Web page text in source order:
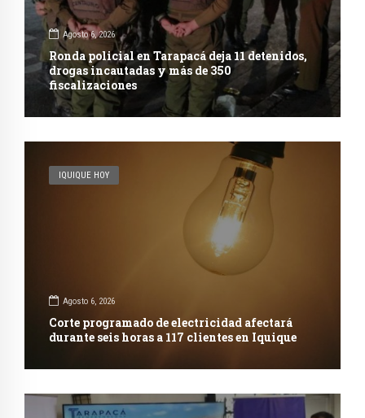
Agosto 6, 2026
Ronda policial en Tarapacá deja 11 detenidos,
drogas incautadas y más de 350
fiscalizaciones
IQUIQUE HOY
Agosto 6, 2026
Corte programado de electricidad afectará
durante seis horas a 117 clientes en Iquique